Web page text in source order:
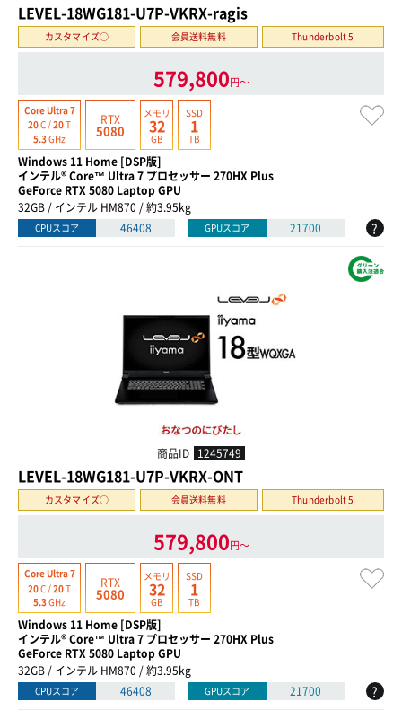
LEVEL-18WG181-U7P-VKRX-ragis
カスタマイズ○ 会員送料無料 Thunderbolt 5
579,800円〜
Core Ultra 7
20C /20T
5.3GHz
RTX
5080
メモリ
32
GB
SSD
1
TB
Windows 11 Home [DSP版]
インテル® Core™ Ultra 7 プロセッサー 270HX Plus
GeForce RTX 5080 Laptop GPU
32GB / インテル HM870 / 約3.95kg
CPUスコア 46408 GPUスコア 21700 ?
商品ID 1245749
LEVEL-18WG181-U7P-VKRX-ONT
カスタマイズ○ 会員送料無料 Thunderbolt 5
579,800円〜
Core Ultra 7
20C /20T
5.3GHz
RTX
5080
メモリ
32
GB
SSD
1
TB
Windows 11 Home [DSP版]
インテル® Core™ Ultra 7 プロセッサー 270HX Plus
GeForce RTX 5080 Laptop GPU
32GB / インテル HM870 / 約3.95kg
CPUスコア 46408 GPUスコア 21700 ?